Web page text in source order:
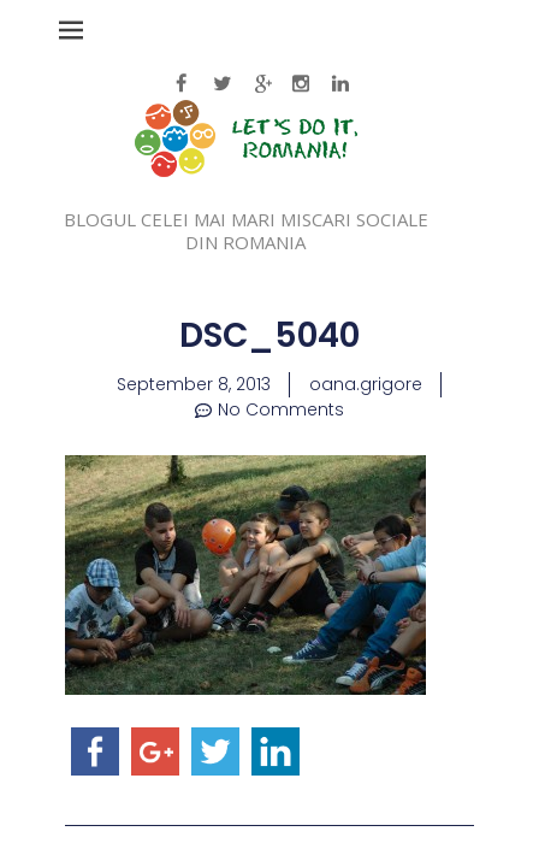
BLOGUL CELEI MAI MARI MISCARI SOCIALE
DIN ROMANIA
DSC_5040
September 8, 2013
oana.grigore
No Comments